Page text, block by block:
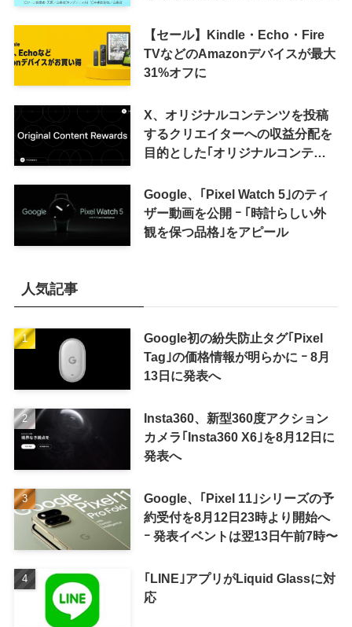
【セール】Kindle・Echo・Fire
TVなどのAmazonデバイスが最大
31%オフに
X、オリジナルコンテンツを投稿
するクリエイターへの収益分配を
目的とした｢オリジナルコンテン
来の｢収益分配｣は廃止
Google、｢Pixel Watch 5｣のティ
ザー動画を公開 ｰ ｢時計らしい外
観を保つ品格｣をアピール
人気記事
Google初の紛失防止タグ｢Pixel
Tag｣の価格情報が明らかに ｰ 8月
13日に発表へ
Insta360、新型360度アクション
カメラ｢Insta360 X6｣を8月12日に
発表へ
Google、｢Pixel 11｣シリーズの予
約受付を8月12日23時より開始へ
ｰ 発表イベントは翌13日午前7時〜
｢LINE｣アプリがLiquid Glassに対
応